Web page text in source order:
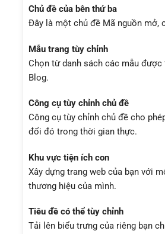
Chủ đề của bên thứ ba
Đây là một chủ đề Mã nguồn mở,
Mẫu trang tùy chỉnh
Chọn từ danh sách các mẫu
Blog.
Công cụ tùy chỉnh chủ đề
Công cụ tùy chỉnh chủ đề cho
đổi đó trong thời gian thực.
Khu vực tiện ích con
Xây dựng trang web của bạn với
thương hiệu của mình.
Tiêu đề có thể tùy chỉnh
Tải lên biểu trưng của riêng bạn